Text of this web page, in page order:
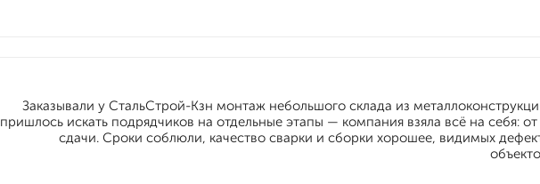
Заказывали у СтальСтрой-Кзн монтаж небольшого склада из
пришлось искать подрядчиков на отдельные этапы — компания взяла всё на себя:
сдачи. Сроки соблюли, качество сварки и сборки хорошее, видимых